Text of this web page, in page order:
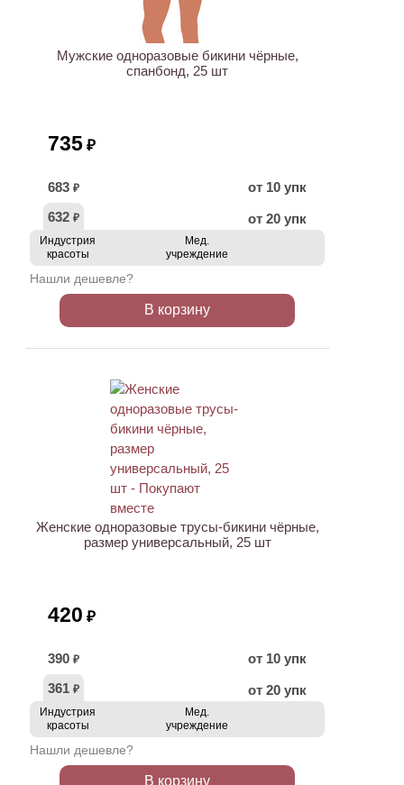
Мужские одноразовые бикини чёрные,
спанбонд, 25 шт
735 ₽
683 ₽
от 10 упк
632 ₽ от 20 упк
Индустрия
красоты
Мед.
учреждение
Нашли дешевле?
В корзину
Женские одноразовые трусы-бикини чёрные,
размер универсальный, 25 шт
420 ₽
390 ₽
от 10 упк
361 ₽ от 20 упк
Индустрия
красоты
Мед.
учреждение
Нашли дешевле?
В корзину